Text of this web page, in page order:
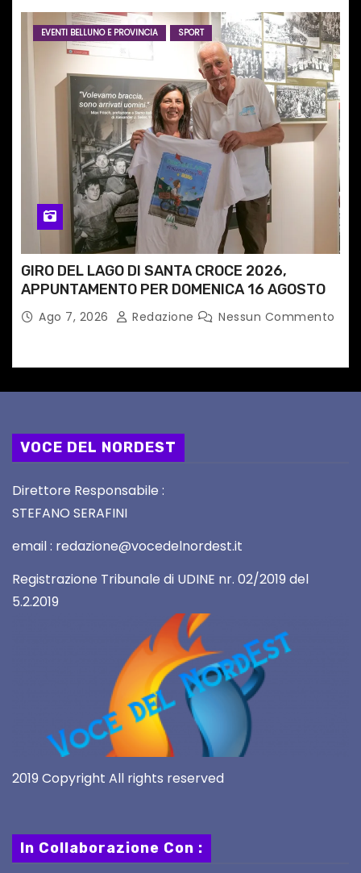
EVENTI BELLUNO E PROVINCIA SPORT
GIRO DEL LAGO DI SANTA CROCE 2026,
APPUNTAMENTO PER DOMENICA 16 AGOSTO
Ago 7, 2026 Redazione Nessun Commento
VOCE DEL NORDEST
Direttore Responsabile :
STEFANO SERAFINI
email : redazione@vocedelnordest.it
Registrazione Tribunale di UDINE nr. 02/2019 del
5.2.2019
2019 Copyright All rights reserved
In Collaborazione Con :